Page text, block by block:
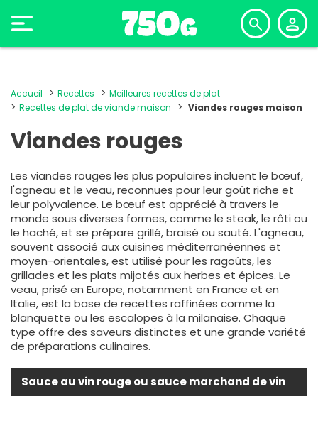
Accueil Recettes
Meilleures recettes de plat
Recettes de plat de viande maison
Viandes rouges maison
Viandes rouges
Les viandes rouges les plus populaires incluent le bœuf,
l'agneau et le veau, reconnues pour leur goût riche et
leur polyvalence. Le bœuf est apprécié à travers le
monde sous diverses formes, comme le steak, le rôti ou
le haché, et se prépare grillé, braisé ou sauté. L'agneau,
souvent associé aux cuisines méditerranéennes et
moyen-orientales, est utilisé pour les ragoûts, les
grillades et les plats mijotés aux herbes et épices. Le
veau, prisé en Europe, notamment en France et en
Italie, est la base de recettes raffinées comme la
blanquette ou les escalopes à la milanaise. Chaque
type offre des saveurs distinctes et une grande variété
de préparations culinaires.
Sauce au vin rouge ou sauce marchand de vin